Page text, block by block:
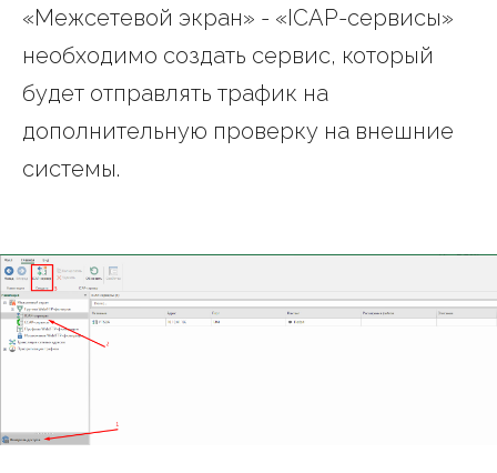
«Межсетевой экран» - «ICAP-сервисы»
необходимо создать сервис, который
будет отправлять трафик на
дополнительную проверку на внешние
системы.